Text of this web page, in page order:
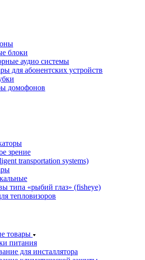
блоки
аудио системы
для абонентских устройств
домофонов
зрение
transportation systems)
типа «рыбий глаз» (fisheye)
тепловизоров
товары
питания
для инсталлятора